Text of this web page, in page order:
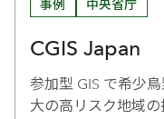
事例 中央省庁
CGIS Japan
参加型 GIS で希少
大の高リスク地域